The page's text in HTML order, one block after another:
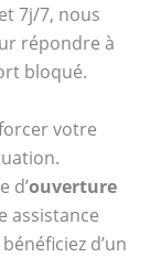
7j/7, nous
répondre à
bloqué.
votre
d’ouverture
assistance
d’un